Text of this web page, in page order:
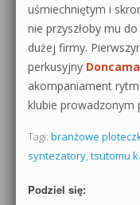
uśmiechniętym i
nie przyszłoby mu
dużej firmy.
perkusyjny
akompaniament
klubie prowadzonym
Tagi: branżowe
syntezatory, tsutomu
Podziel się: